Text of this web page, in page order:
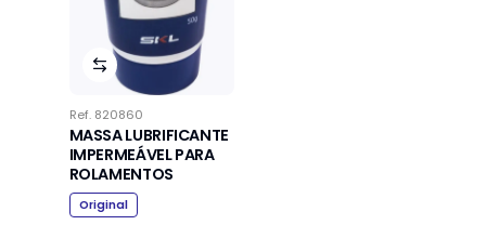
Ref. 820860
MASSA LUBRIFICANTE
IMPERMEÁVEL PARA
ROLAMENTOS
Original